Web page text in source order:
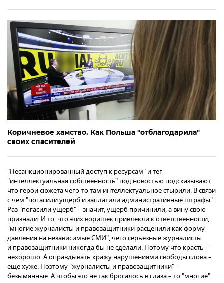
Коричневое хамство. Как Польша "отблагодарила"
своих спасителей
"Несанкционированный доступ к ресурсам" и тег
"интеллектуальная собственность" под новостью подсказывают,
что герои сюжета чего-то там интеллектуальное стырили. В связи
с чем "погасили ущерб и заплатили административные штрафы".
Раз "погасили ущерб" – значит, ущерб причинили, а вину свою
признали. И то, что этих воришек привлекли к ответственности,
"многие журналисты и правозащитники расценили как форму
давления на независимые СМИ", чего серьезные журналисты
и правозащитники никогда бы не сделали. Потому что красть –
нехорошо. А оправдывать кражу нарушениями свободы слова –
еще хуже. Поэтому "журналисты и правозащитники" –
безымянные. А чтобы это не так бросалось в глаза – то "многие".